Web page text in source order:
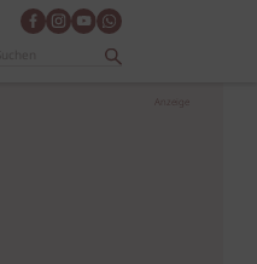
Anzeige